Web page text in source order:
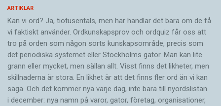
ARTIKLAR
Kan vi ord? Ja, tiotusentals, men här handlar det bara om de få
vi faktiskt använder. Ordkunskapsprov och ordquiz får oss att
tro på orden som någon sorts kunskapsområde, precis som
det periodiska systemet eller Stockholms gator. Man kan lite
grann eller mycket, men sällan allt. Visst finns det likheter, men
skillnaderna är stora. En likhet är att det finns fler ord än vi kan
säga. Och det kommer nya varje dag, inte bara till nyordslistan
i december: nya namn på varor, gator, företag, organisationer,